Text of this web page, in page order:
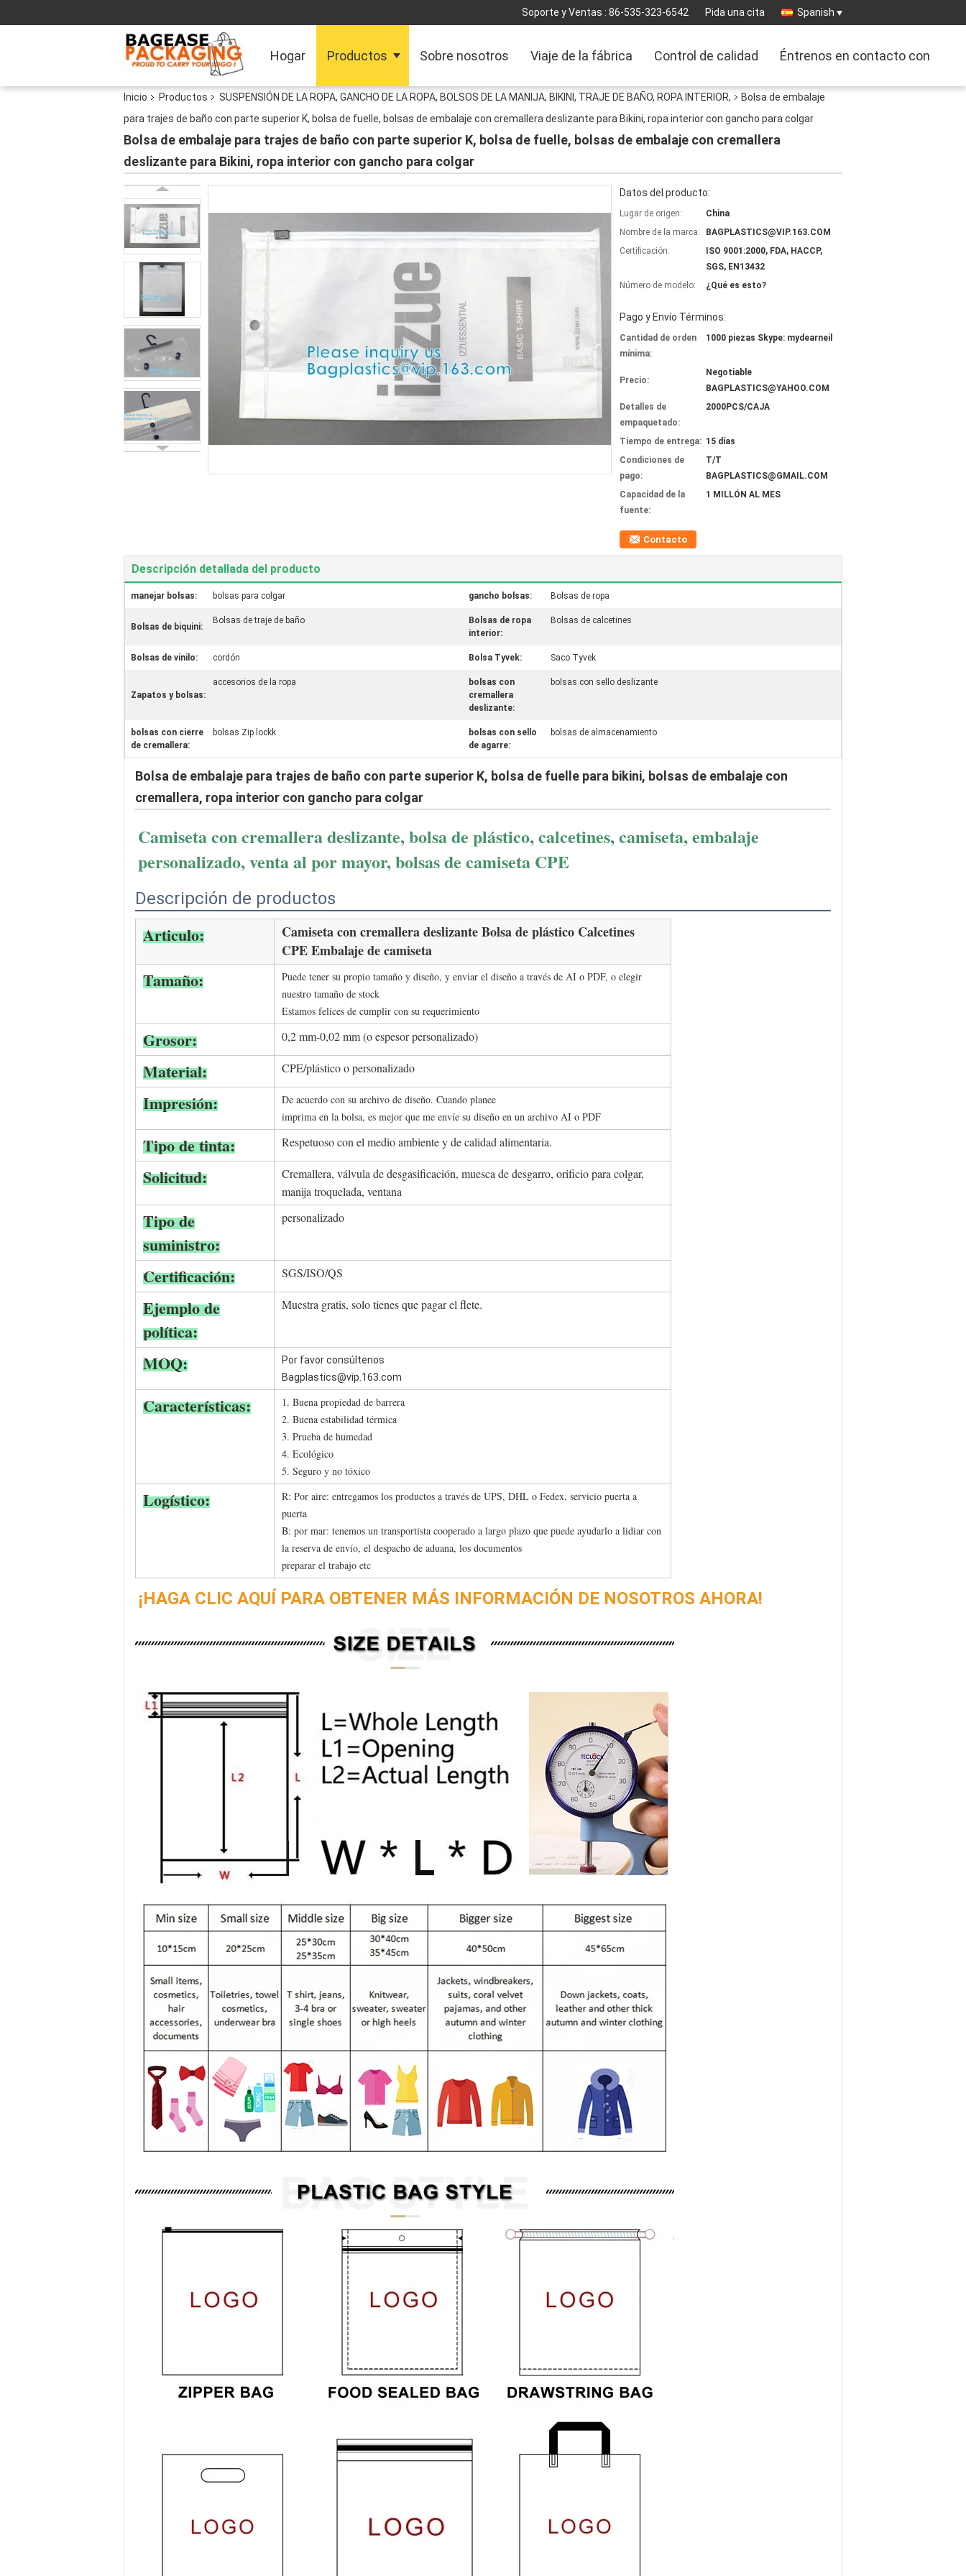
Soporte y Ventas : 86-535-323-6542 Pida una cita Spanish
Hogar Productos Sobre nosotros Viaje de la fábrica Control de calidad Éntrenos en contacto con
Inicio Productos SUSPENSIÓN DE LA ROPA, GANCHO DE LA ROPA, BOLSOS DE LA MANIJA, BIKINI, TRAJE DE BAÑO, ROPA INTERIOR,
Bolsa de embalaje
para trajes de baño con parte superior K, bolsa de fuelle, bolsas de embalaje con cremallera deslizante para Bikini, ropa interior con gancho para colgar
Bolsa de embalaje para trajes de baño con parte superior K, bolsa de fuelle, bolsas de embalaje con cremallera
deslizante para Bikini, ropa interior con gancho para colgar
Datos del producto:
Lugar de origen:
China
Nombre de la marca:
BAGPLASTICS@VIP.163.COM
Certificación:
ISO 9001:2000, FDA, HACCP,
SGS, EN13432
Número de modelo:
¿Qué es esto?
Pago y Envío Términos:
Cantidad de orden
mínima:
1000 piezas Skype: mydearneil
Precio:
Negotiable
BAGPLASTICS@YAHOO.COM
Detalles de
empaquetado:
2000PCS/CAJA
Tiempo de entrega: 15 días
Condiciones de
pago:
T/T
BAGPLASTICS@GMAIL.COM
Capacidad de la
fuente:
1 MILLÓN AL MES
Contacto
Descripción detallada del producto
manejar bolsas: bolsas para colgar gancho bolsas: Bolsas de ropa
Bolsas de biquini:
Bolsas de traje de baño
Bolsas de ropa
interior:
Bolsas de calcetines
Bolsas de vinilo: cordón Bolsa Tyvek: Saco Tyvek
Zapatos y bolsas:
accesorios de la ropa
bolsas con
cremallera
deslizante:
bolsas con sello deslizante
bolsas con cierre
de cremallera:
bolsas Zip lockk
bolsas con sello
de agarre:
bolsas de almacenamiento
Bolsa de embalaje para trajes de baño con parte superior K, bolsa de fuelle para bikini, bolsas de embalaje con
cremallera, ropa interior con gancho para colgar
Camiseta con cremallera deslizante, bolsa de plástico, calcetines, camiseta, embalaje
personalizado, venta al por mayor, bolsas de camiseta CPE
Descripción de productos
Articulo:
Camiseta con cremallera deslizante Bolsa de plástico Calcetines
CPE Embalaje de camiseta
Tamaño:
Puede tener su propio tamaño y diseño, y enviar el diseño a través de AI o PDF, o elegir
nuestro tamaño de stock
Estamos felices de cumplir con su requerimiento
Grosor: 0,2 mm-0,02 mm (o espesor personalizado)
Material: CPE/plástico o personalizado
Impresión:
De acuerdo con su archivo de diseño. Cuando planee
imprima en la bolsa, es mejor que me envíe su diseño en un archivo AI o PDF
Tipo de tinta: Respetuoso con el medio ambiente y de calidad alimentaria.
Solicitud:
Cremallera, válvula de desgasificación, muesca de desgarro, orificio para colgar,
manija troquelada, ventana
Tipo de
suministro:
personalizado
Certificación: SGS/ISO/QS
Ejemplo de
política:
Muestra gratis, solo tienes que pagar el flete.
MOQ:
Por favor consúltenos
Bagplastics@vip.163.com
Características:
1. Buena propiedad de barrera
2. Buena estabilidad térmica
3. Prueba de humedad
4. Ecológico
5. Seguro y no tóxico
Logístico:
R: Por aire: entregamos los productos a través de UPS, DHL o Fedex, servicio puerta a
puerta
B: por mar: tenemos un transportista cooperado a largo plazo que puede ayudarlo a lidiar con
la reserva de envío, el despacho de aduana, los documentos
preparar el trabajo etc
¡HAGA CLIC AQUÍ PARA OBTENER MÁS INFORMACIÓN DE NOSOTROS AHORA!